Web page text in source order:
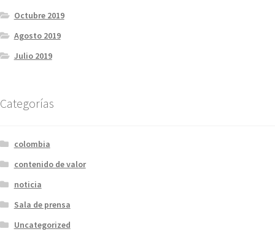
Octubre 2019
Agosto 2019
Julio 2019
Categorías
colombia
contenido de valor
noticia
Sala de prensa
Uncategorized